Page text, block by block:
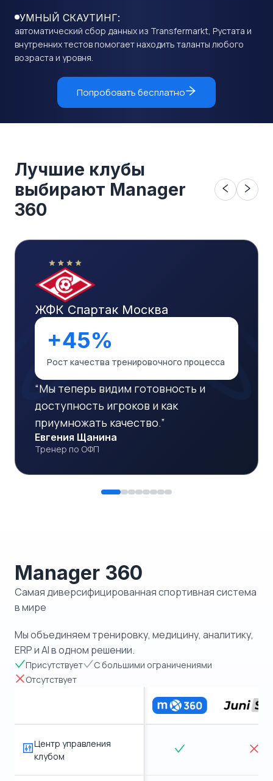
УМНЫЙ СКАУТИНГ:
автоматический сбор данных из Transfermarkt, Рустата и
внутренних тестов помогает находить таланты любого
возраста и уровня.
Попробовать бесплатно
Лучшие клубы
выбирают Manager
360
ЖФК Спартак Москва
+45%
Рост качества тренировочного процесса
“Мы теперь видим готовность и
доступность игроков и как
приумножать качество.”
Евгения Щанина
Тренер по ОФП
Manager 360
Самая диверсифицированная спортивная система
в мире
Мы объединяем тренировку, медицину, аналитику,
ERP и AI в одном решении.
Присутствует
С большими ограничениями
Отсутствует
Центр управления
клубом